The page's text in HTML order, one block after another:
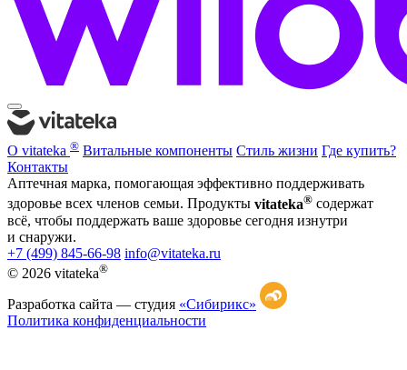
О vitateka ® Витальные компоненты Стиль жизни Где купить?
Контакты
Аптечная марка, помогающая эффективно поддерживать
здоровье всех членов семьи. Продукты vitateka® содержат
всё, чтобы поддержать ваше здоровье сегодня изнутри
и снаружи.
+7 (499) 845-66-98 info@vitateka.ru
© 2026 vitateka®
Разработка сайта — студия «Сибирикс»
Политика конфиденциальности